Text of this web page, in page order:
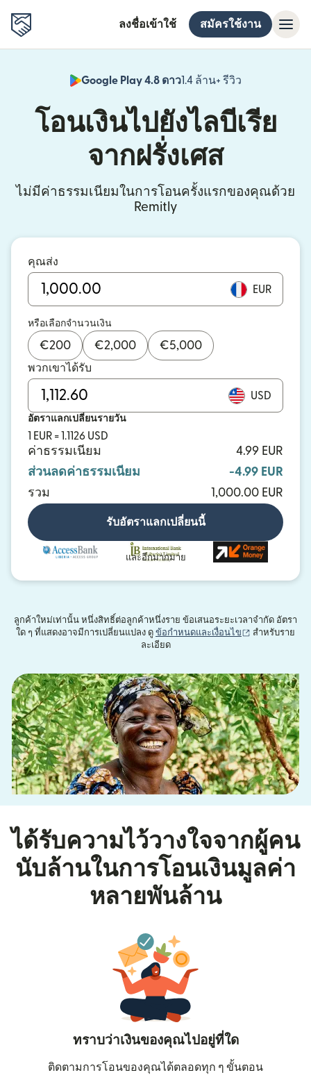
ลงชื่อเข้าใช้ สมัครใช้งาน
Google Play 4.8 ดาว1.4 ล้าน+ รีวิว
(เปิดในหน้าต่
โอนเงินไปยังไลบีเรีย
จากฝรั่งเศส
ไม่มีค่าธรรมเนียมในการโอนครั้งแรกของคุณด้วย
Remitly
คุณส่ง
EUR
หรือเลือกจำนวนเงิน
€200 €2,000 €5,000
พวกเขาได้รับ
USD
อัตราแลกเปลี่ยนรายวัน
1 EUR = 1.1126 USD
ค่าธรรมเนียม
4.99 EUR
ส่วนลดค่าธรรมเนียม
-4.99 EUR
รวม
1,000.00 EUR
รับอัตราแลกเปลี่ยนนี้
และอีกมากมาย
ลูกค้าใหม่เท่านั้น หนึ่งสิทธิ์ต่อลูกค้าหนึ่งราย ข้อเสนอระยะเวลาจำกัด อัตรา
ใด ๆ ที่แสดงอาจมีการเปลี่ยนแปลง ดู ข้อกำหนดและเงื่อนไข (เปิดในหน้าต่า
สำหรับราย
ละเอียด
ได้รับความไว้วางใจจากผู้คน
นับล้านในการโอนเงินมูลค่า
หลายพันล้าน
ทราบว่าเงินของคุณไปอยู่ที่ใด
ติดตามการโอนของคุณได้ตลอดทุก ๆ ขั้นตอน